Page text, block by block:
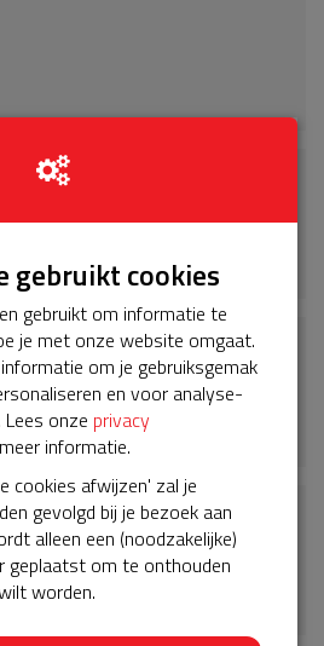
gebruikt cookies
gebruikt om informatie te
je met onze website omgaat.
om je gebruiksgemak
en voor analyse-
onze privacy
informatie.
cookies afwijzen' zal je
gevolgd bij je bezoek aan
alleen een (noodzakelijke)
geplaatst om te onthouden
worden.